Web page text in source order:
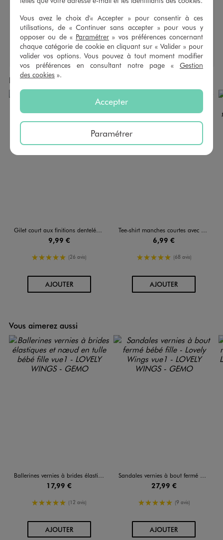
Type de bout de chaussure :Bout rond
Type de semelle extérieure :
Anti dérapante
Type d’ouverture :Fermée
Produits achetés ensemble
Gilet court aux finitions dentelées bébé fille
9,99 €
5/5 de moyenne
(26 avis)
AJOUTERAU PANIER
Tee-shirt manches courtes avec motif et volants bébé fille
6,99 €
5/5 de moyenne
(68 avis)
AJOUTERAU PANIER
Vous aimerez aussi
Ballerines vernies à brides élastiques et nœud en tulle bébé fille
17,99 €
5/5 de moyenne
(12 avis)
AJOUTERAU PANIER
Sandales vernies à bout fermé bébé fille - Lovely Wings
27,99 €
5/5 de moyenne
(9 avis)
AJOUTERAU PANIER
Vous avez le choix d'« Accepter » pour consentir à ces
utilisations, de « Continuer sans accepter » pour vous y
opposer ou de « Paramétrer » vos préférences concernant
chaque catégorie de cookie en cliquant sur « Valider » pour
valider vos options. Vous pouvez à tout moment modifier
vos préférences en consultant notre page « Gestion
des cookies ».
Accepter
Paramétrer